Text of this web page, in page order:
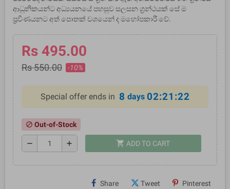
ආධුනිකයන්ට අධ්‍යයනයේ පහසුව සලසන ග්‍රන්ථයක් සේ ම
ප්‍රවීණයනට අත් පොතක් වශයෙන් ද මහෝපකාරී වේ.
Rs 495.00
Rs 550.00 -10%
Special offer ends in 8 days 02:21:21
block Out-of-Stock
remove add shopping_cart ADD TO CART
Share Tweet Pinterest